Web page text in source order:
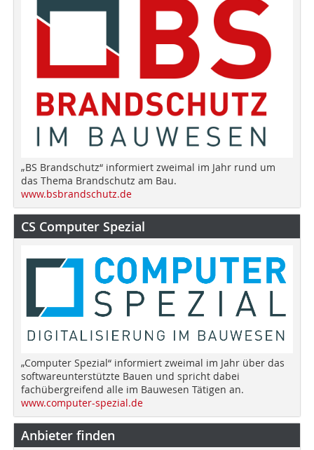
„BS Brandschutz“ informiert zweimal im Jahr rund um
das Thema Brandschutz am Bau.
www.bsbrandschutz.de
CS Computer Spezial
„Computer Spezial“ informiert zweimal im Jahr über das
softwareunterstützte Bauen und spricht dabei
fachübergreifend alle im Bauwesen Tätigen an.
www.computer-spezial.de
Anbieter finden